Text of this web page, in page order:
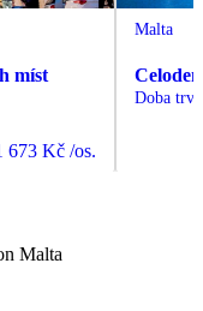
míst
673 Kč /os.
Malta
Doba
Malta